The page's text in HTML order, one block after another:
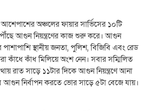
অঞ্চলের ফায়ার সার্ভিসের ১০টি
আগুন নিয়ন্ত্রণের কাজ শুরু করে। আগুন
পাশাপাশি স্থানীয় জনতা, পুলিশ, বিজিবি এবং রেড
কাঁধে কাঁধ মিলিয়ে অংশ নেন। সবার সম্মিলিত
রাত সাড়ে ১১টার দিকে আগুন নিয়ন্ত্রণে আনা
আগুন নির্বাপন করতে ভোর সাড়ে ৫টা বেজে যায়।